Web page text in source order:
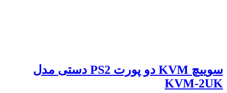
سوییچ KVM دو پورت PS2 دستی مدل
KVM-2UK